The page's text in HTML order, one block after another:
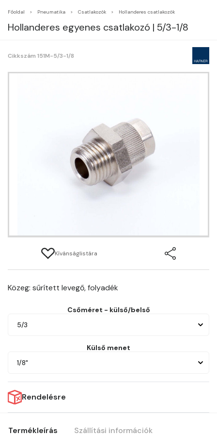
Főoldal Pneumatika Csatlakozók Hollanderes csatlakozók
Hollanderes egyenes csatlakozó | 5/3-1/8
Cikkszám 151M-5/3-1/8
Kívánságlistára
Közeg: sűrített levegő, folyadék
Csőméret - külső/belső
5/3
Külső menet
1/8"
Rendelésre
Termékleírás Szállítási információk